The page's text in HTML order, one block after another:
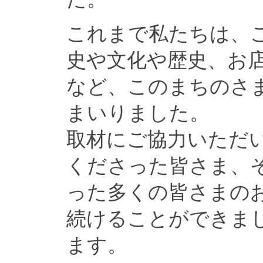
これまで私たちは、
史や文化や歴史、お
など、このまちのさ
まいりました。
取材にご協力いただ
くださった皆さま、
った多くの皆さまの
続けることができま
ます。